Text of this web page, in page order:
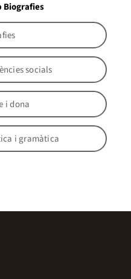
Biografies
socials
i dona
i gramàtica